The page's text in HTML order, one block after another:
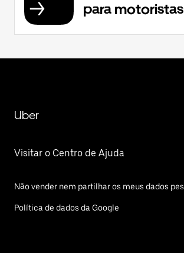
para motoristas
Uber
Visitar o Centro de Ajuda
Não vender nem partilhar os meus dados
Política de dados da Google